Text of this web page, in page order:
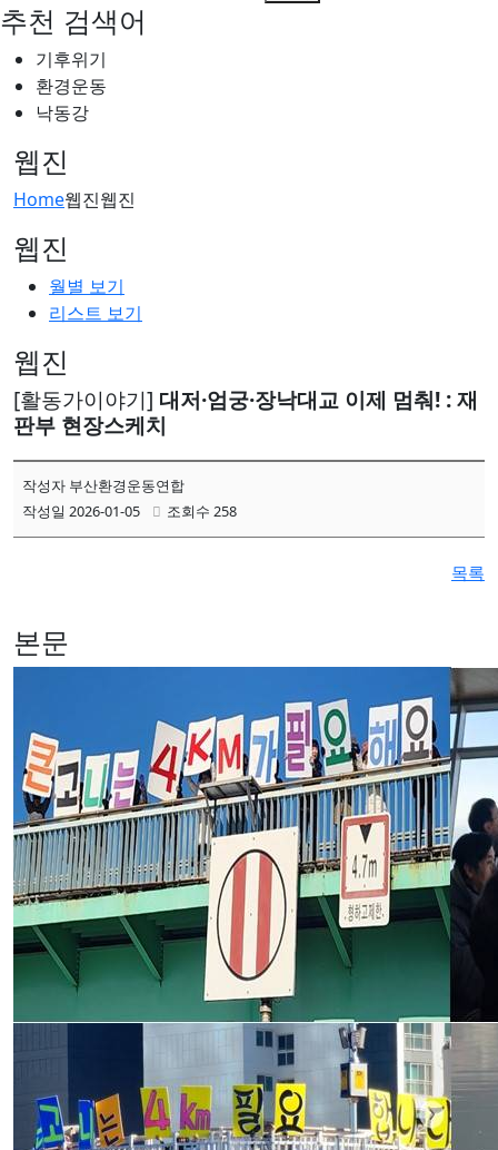
추천 검색어
기후위기
환경운동
낙동강
웹진
Home웹진웹진
웹진
월별 보기
리스트 보기
웹진
[활동가이야기] 대저·엄궁·장낙대교 이제 멈춰! : 재
판부 현장스케치
작성자 부산환경운동연합
작성일 2026-01-05
조회수 258
목록
본문